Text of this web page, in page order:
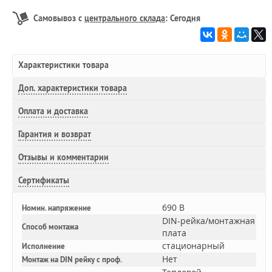
Самовывоз с центрального склада: Сегодня
Характеристики товара
Доп. характеристики товара
Оплата и доставка
Гарантия и возврат
Отзывы и комментарии
Сертификаты
Номин. напряжение 690 В
Способ монтажа
DIN-рейка/монтажная
плата
Исполнение стационарный
Монтаж на DIN рейку с проф.
Нет